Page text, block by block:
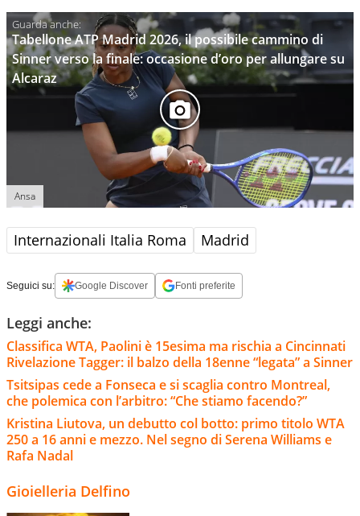
Tabellone ATP Madrid 2026, il possibile cammino di
Sinner verso la finale: occasione d’oro per allungare su
Alcaraz
Ansa
Internazionali Italia Roma Madrid
Seguici su: Google Discover Fonti preferite
Leggi anche:
Classifica WTA, Paolini è 15esima ma rischia a Cincinnati
Rivelazione Tagger: il balzo della 18enne “legata” a Sinner
Tsitsipas cede a Fonseca e si scaglia contro Montreal,
che polemica con l’arbitro: “Che stiamo facendo?”
Kristina Liutova, un debutto col botto: primo titolo WTA
250 a 16 anni e mezzo. Nel segno di Serena Williams e
Rafa Nadal
Gioielleria Delfino